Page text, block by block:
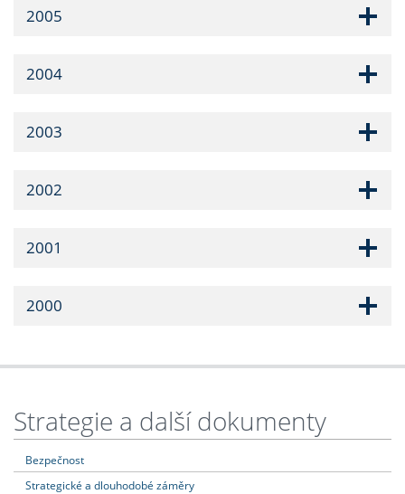
2005
2004
2003
2002
2001
2000
Strategie a další dokumenty
Bezpečnost
Strategické a dlouhodobé záměry